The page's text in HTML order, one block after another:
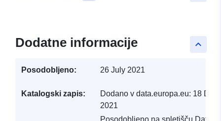
keyboard_arrow_up
Dodatne informacije
Posodobljeno: 26 July 2021
Katalogski zapis: Dodano v data.europa.eu: 18
2021